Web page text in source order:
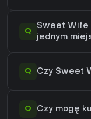
Q
Sweet Wife
jednym
Q Czy Sweet
Q Czy mogę